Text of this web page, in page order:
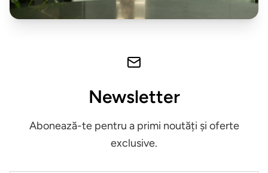
Fotolii
Masute
cafea
Biblioteca
Newsletter
Abonează-te pentru a primi noutăți și oferte
exclusive.